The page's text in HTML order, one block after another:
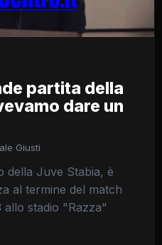
partita della
dare un
Giusti
della Juve Stabia, è
al termine del match
allo stadio "Razza"